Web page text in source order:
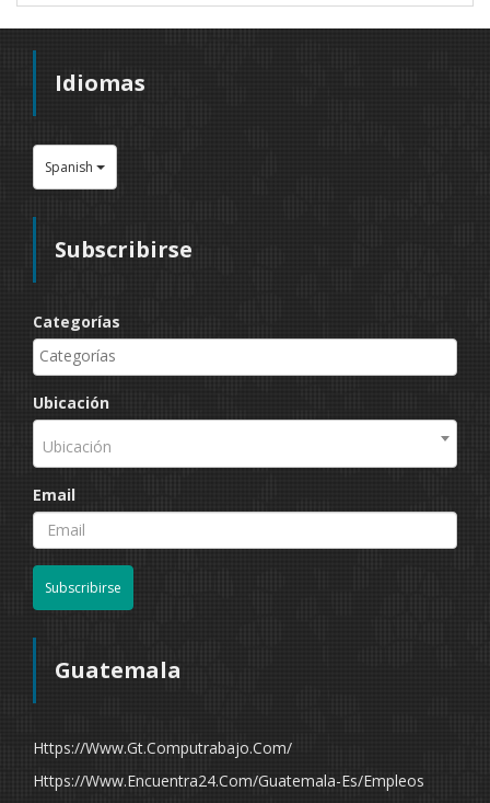
Idiomas
Spanish
Subscribirse
Categorías
Ubicación
Ubicación
Email
Subscribirse
Guatemala
Https://www.gt.computrabajo.com/
Https://www.encuentra24.com/guatemala-Es/empleos